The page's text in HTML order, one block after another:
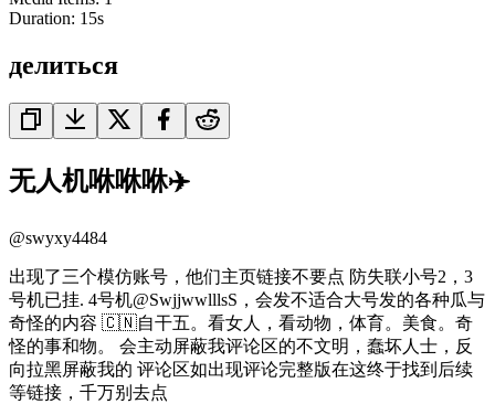
Duration: 15s
делиться
无人机咻咻咻✈️
@swyxy4484
出现了三个模仿账号，他们主页链接不要点 防失联小号2，3
号机已挂. 4号机@SwjjwwlllsS，会发不适合大号发的各种瓜与
奇怪的内容 🇨🇳自干五。看女人，看动物，体育。美食。奇
怪的事和物。 会主动屏蔽我评论区的不文明，蠢坏人士，反
向拉黑屏蔽我的 评论区如出现评论完整版在这终于找到后续
等链接，千万别去点